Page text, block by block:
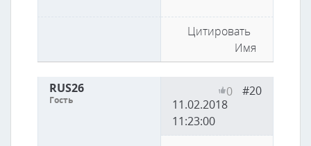
Цитировать
Имя
RUS26
Гость
#20
0
11.02.2018
11:23:00